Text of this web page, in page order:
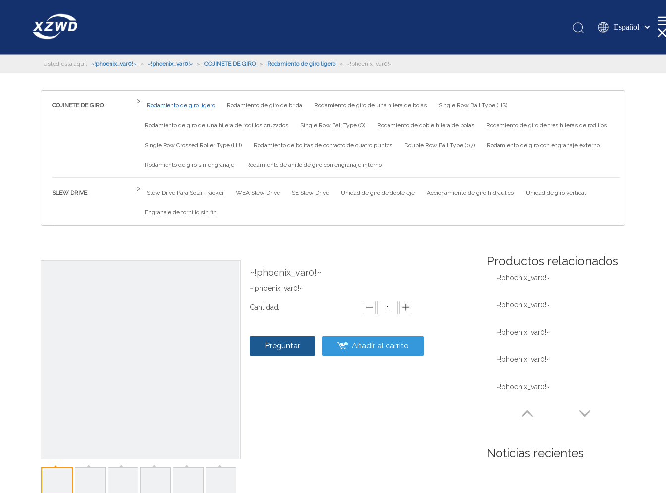
Español
românesc
Usted está aquí: ~!phoenix_var0!~ » ~!phoenix_var0!~ » COJINETE DE GIRO » Rodamiento de giro ligero » ~!phoenix_var0!~
COJINETE DE GIRO
>
Rodamiento de giro ligero Rodamiento de giro de brida Rodamiento de giro de una hilera de bolas Single Row Ball Type (HS)
Rodamiento de giro de una hilera de rodillos cruzados Single Row Ball Type (Q) Rodamiento de doble hilera de bolas Rodamiento de giro de tres hileras de rodillos
Single Row Crossed Roller Type (HJ) Rodamiento de bolitas de contacto de cuatro puntos Double Row Ball Type (07) Rodamiento de giro con engranaje externo
Rodamiento de giro sin engranaje Rodamiento de anillo de giro con engranaje interno
SLEW DRIVE
>
Slew Drive Para Solar Tracker WEA Slew Drive SE Slew Drive Unidad de giro de doble eje Accionamiento de giro hidráulico Unidad de giro vertical
Engranaje de tornillo sin fin
~!phoenix_var0!~
~!phoenix_var0!~
Cantidad:
Preguntar Añadir al carrito
Productos relacionados
~!phoenix_var0!~
~!phoenix_var0!~
~!phoenix_var0!~
~!phoenix_var0!~
~!phoenix_var0!~
Noticias recientes